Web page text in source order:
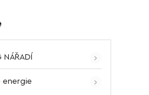
NÁŘADÍ
energie